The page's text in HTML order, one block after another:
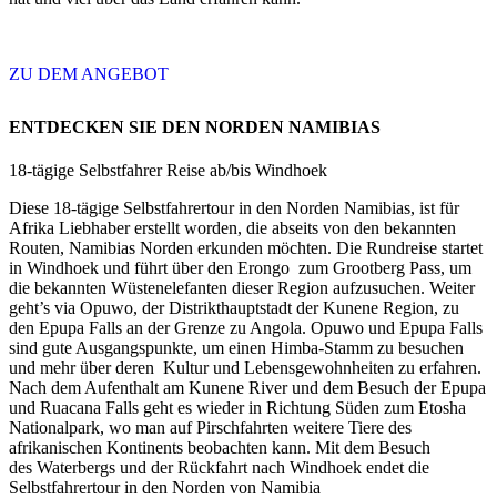
ZU DEM ANGEBOT
ENTDECKEN SIE DEN NORDEN NAMIBIAS
18-tägige Selbstfahrer Reise ab/bis Windhoek
Diese 18-tägige Selbstfahrertour in den Norden Namibias, ist für
Afrika Liebhaber erstellt worden, die abseits von den bekannten
Routen, Namibias Norden erkunden möchten. Die Rundreise startet
in Windhoek und führt über den Erongo zum Grootberg Pass, um
die bekannten Wüstenelefanten dieser Region aufzusuchen. Weiter
geht’s via Opuwo, der Distrikthauptstadt der Kunene Region, zu
den Epupa Falls an der Grenze zu Angola. Opuwo und Epupa Falls
sind gute Ausgangspunkte, um einen Himba-Stamm zu besuchen
und mehr über deren Kultur und Lebensgewohnheiten zu erfahren.
Nach dem Aufenthalt am Kunene River und dem Besuch der Epupa
und Ruacana Falls geht es wieder in Richtung Süden zum Etosha
Nationalpark, wo man auf Pirschfahrten weitere Tiere des
afrikanischen Kontinents beobachten kann. Mit dem Besuch
des Waterbergs und der Rückfahrt nach Windhoek endet die
Selbstfahrertour in den Norden von Namibia